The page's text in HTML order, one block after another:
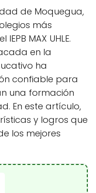
de Moquegua,
más
MAX UHLE.
en la
ha
confiable para
una formación
En este artículo,
y logros que
los mejores